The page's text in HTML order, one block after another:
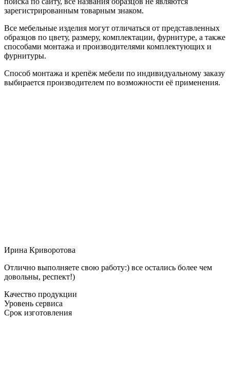
зарегистрированным товарным знаком.
Все мебельные изделия могут отличаться от представленных
образцов по цвету, размеру, комплектации, фурнитуре, а также
способами монтажа и производителями комплектующих и
фурнитуры.
Способ монтажа и крепёж мебели по индивидуальному заказу
выбирается производителем по возможности её применения.
Ирина Криворотова
Отлично выполняете свою работу:) все остались более чем
довольны, респект!)
Качество продукции
Уровень сервиса
Срок изготовления